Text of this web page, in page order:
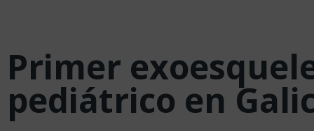
Primer
pediátrico en